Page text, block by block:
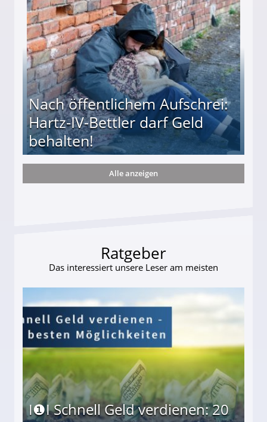
Nach öffentlichem Aufschrei:
Hartz-IV-Bettler darf Geld
behalten!
darf Geld behalten!
Alle anzeigen
Ratgeber
Das interessiert unsere Leser am meisten
I❶I Schnell Geld verdienen: 20